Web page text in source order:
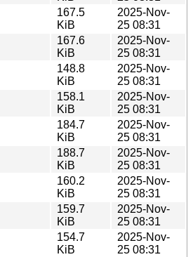
167.5
KiB
2025-Nov-
25 08:31
167.6
KiB
2025-Nov-
25 08:31
148.8
KiB
2025-Nov-
25 08:31
158.1
KiB
2025-Nov-
25 08:31
184.7
KiB
2025-Nov-
25 08:31
188.7
KiB
2025-Nov-
25 08:31
160.2
KiB
2025-Nov-
25 08:31
159.7
KiB
2025-Nov-
25 08:31
154.7
KiB
2025-Nov-
25 08:31